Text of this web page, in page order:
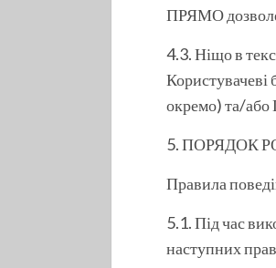
ПРЯМО
4.3. Ніщо в
Користувачеві
окремо) та/або
5. ПОРЯДОК
Правила
5.1. Під час
наступних